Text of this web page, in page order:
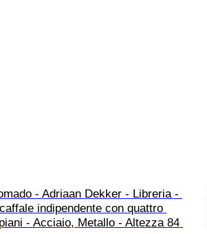
- Adriaan Dekker - Libreria -
indipendente con quattro
- Acciaio, Metallo - Altezza 84